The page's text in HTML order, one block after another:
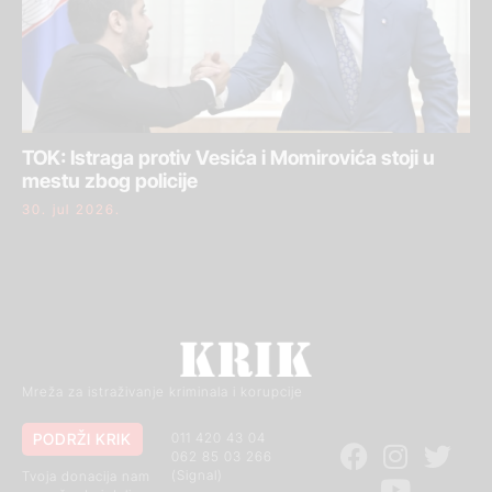
TOK: Istraga protiv Vesića i Momirovića stoji u
mestu zbog policije
30. jul 2026.
Mreža za istraživanje kriminala i korupcije
011 420 43 04
PODRŽI KRIK